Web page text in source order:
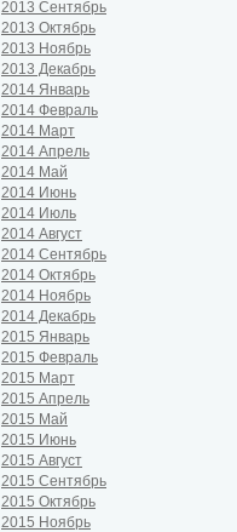
2013 Сентябрь
2013 Октябрь
2013 Ноябрь
2013 Декабрь
2014 Январь
2014 Февраль
2014 Март
2014 Апрель
2014 Май
2014 Июнь
2014 Июль
2014 Август
2014 Сентябрь
2014 Октябрь
2014 Ноябрь
2014 Декабрь
2015 Январь
2015 Февраль
2015 Март
2015 Апрель
2015 Май
2015 Июнь
2015 Август
2015 Сентябрь
2015 Октябрь
2015 Ноябрь